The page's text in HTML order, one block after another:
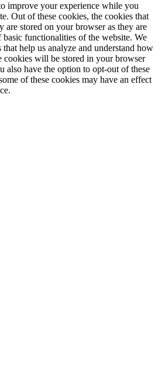
improve your experience while you
Out of these cookies, the cookies that
are stored on your browser as they are
functionalities of the website. We
help us analyze and understand how
cookies will be stored in your browser
also have the option to opt-out of these
of these cookies may have an effect